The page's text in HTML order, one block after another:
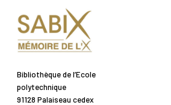
Bibliothèque de l’Ecole
polytechnique
91128 Palaiseau cedex